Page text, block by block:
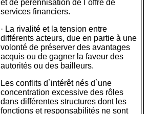
et de pérennisation de l`offre de
services financiers.
· La rivalité et la tension entre
différents acteurs, due en partie à une
volonté de préserver des avantages
acquis ou de gagner la faveur des
autorités ou des bailleurs.
Les conflits d`intérêt nés d`une
concentration excessive des rôles
dans différentes structures dont les
fonctions et responsabilités ne sont